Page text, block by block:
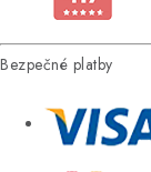
Bezpečné platby